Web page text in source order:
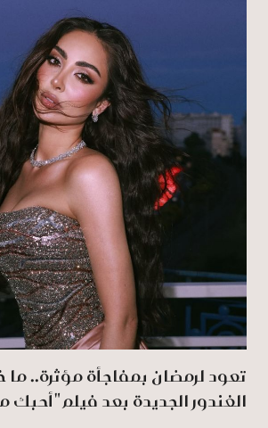
تعود لرمضان بمفاجأة مؤثرة..
الغندور الجديدة بعد فيلم "أحبك